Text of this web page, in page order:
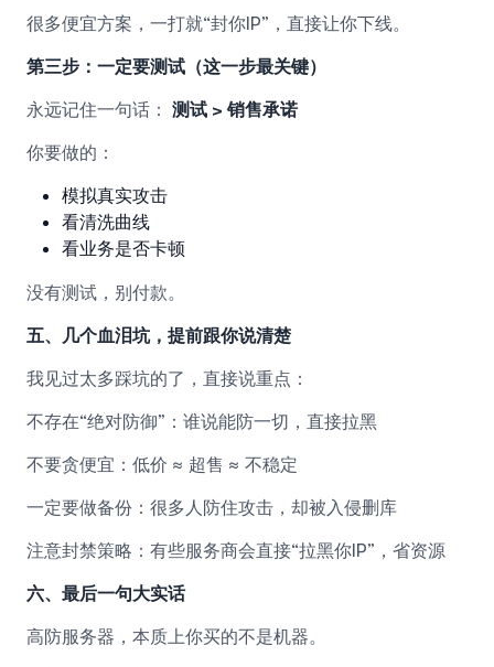
很多便宜方案，一打就“封你IP”，直接让你下线。
第三步：一定要测试（这一步最关键）
永远记住一句话： 测试 > 销售承诺
你要做的：
模拟真实攻击
看清洗曲线
看业务是否卡顿
没有测试，别付款。
五、几个血泪坑，提前跟你说清楚
我见过太多踩坑的了，直接说重点：
不存在“绝对防御”：谁说能防一切，直接拉黑
不要贪便宜：低价 ≈ 超售 ≈ 不稳定
一定要做备份：很多人防住攻击，却被入侵删库
注意封禁策略：有些服务商会直接“拉黑你IP”，省资源
六、最后一句大实话
高防服务器，本质上你买的不是机器。